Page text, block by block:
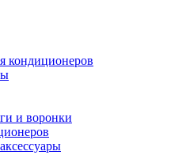
кондиционеров
и воронки